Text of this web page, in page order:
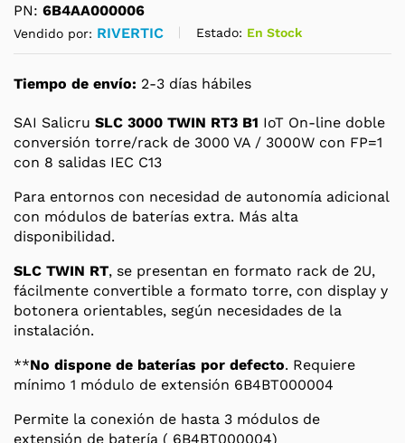
PN: 6B4AA000006
Vendido por: RIVERTIC Estado: En Stock
Tiempo de envío: 2-3 días hábiles
SAI Salicru SLC 3000 TWIN RT3 B1 IoT On-line doble
conversión torre/rack de 3000 VA / 3000W con FP=1
con 8 salidas IEC C13
Para entornos con necesidad de autonomía adicional
con módulos de baterías extra. Más alta
disponibilidad.
SLC TWIN RT, se presentan en formato rack de 2U,
fácilmente convertible a formato torre, con display y
botonera orientables, según necesidades de la
instalación.
**No dispone de baterías por defecto. Requiere
mínimo 1 módulo de extensión 6B4BT000004
Permite la conexión de hasta 3 módulos de
extensión de batería ( 6B4BT000004)